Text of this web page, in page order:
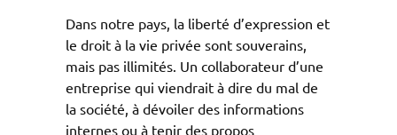
Dans notre pays, la liberté d’expression et
le droit à la vie privée sont souverains,
mais pas illimités. Un collaborateur d’une
entreprise qui viendrait à dire du mal de
la société, à dévoiler des informations
internes ou à tenir des propos